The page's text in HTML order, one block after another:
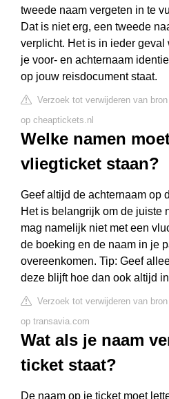
tweede naam vergeten in te
Dat is niet erg, een tweede
verplicht. Het is in ieder geval
je voor- en achternaam
op jouw reisdocument staat.
Verzoek tot verwijderen van bron
op cheaptickets.nl
Welke namen
vliegticket staan?
Geef altijd de achternaam op
Het is belangrijk om de juiste
mag namelijk niet met een
de boeking en de naam in je
overeenkomen. Tip: Geef
deze blijft hoe dan ook altijd
Verzoek tot verwijderen van bron
op transavia.com
Wat als je naam
ticket staat?
De naam op je ticket moet